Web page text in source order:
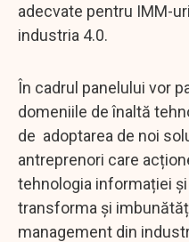
adecvate pentru IMM-
industria 4.0.
În cadrul panelului vor
domeniile de înaltă
de adoptarea de noi
antreprenori care
tehnologia informației
transforma și
management din